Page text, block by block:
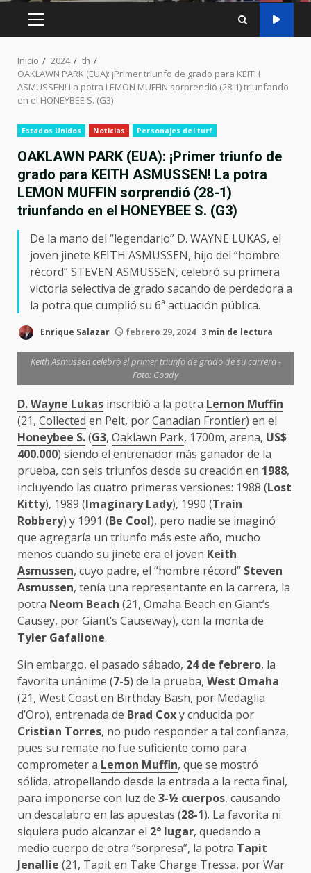
MENÚ
Inicio 2024
th
OAKLAWN PARK (EUA): ¡Primer triunfo de grado para KEITH
ASMUSSEN! La potra LEMON MUFFIN sorprendió (28-1) triunfando
en el HONEYBEE S. (G3)
Estados Unidos Noticias Personajes del turf
OAKLAWN PARK (EUA): ¡Primer triunfo de
grado para KEITH ASMUSSEN! La potra
LEMON MUFFIN sorprendió (28-1)
triunfando en el HONEYBEE S. (G3)
De la mano del “legendario” D. WAYNE LUKAS, el
joven jinete KEITH ASMUSSEN, hijo del “hombre
récord” STEVEN ASMUSSEN, celebró su primera
victoria selectiva de grado sacando de perdedora a
la potra que cumplió su 6ª actuación pública.
Enrique Salazar febrero 29, 2024 3 min de lectura
Keith Asmussen celebrò el primer triunfo de grado de su carrera -
Foto: Coady
D. Wayne Lukas inscribió a la potra Lemon Muffin
(21, Collected en Pelt, porCanadian Frontier) en el
Honeybee S.(G3, Oaklawn Park, 1700m, arena, US$
400.000) siendo el entrenador más ganador de la
prueba, con seis triunfos desde su creación en 1988,
incluyendo las cuatro primeras versiones: 1988 (Lost
Kitty), 1989 (Imaginary Lady), 1990 (Train
Robbery) y 1991 (Be Cool), pero nadie se imaginó
que agregaría un triunfo más este año, mucho
menos cuando su jinete era el joven Keith
Asmussen, cuyo padre, el “hombre récord” Steven
Asmussen, tenía una representante en la carrera, la
potra Neom Beach (21, Omaha Beach en Giant’s
Causey, por Giant’s Causeway), con la monta de
Tyler Gafalione.
Sin embargo, el pasado sábado, 24 de febrero, la
favorita unánime (7-5) de la prueba, West Omaha
(21, West Coast en Birthday Bash, por Medaglia
d’Oro), entrenada de Brad Coxy cnducida por
Cristian Torres, no pudo responder a tal confianza,
pues su remate no fue suficiente como para
comprometer a Lemon Muffin, que se mostró
sólida, atropellando desde la entrada a la recta final,
para imponerse con luz de 3-½ cuerpos, causando
un descalabro en las apuestas (28-1). La favorita ni
siquiera pudo alcanzar el 2° lugar, quedando a
medio cuerpo de otra “sorpresa”, la potra Tapit
Jenallie (21, Tapit en Take Charge Tressa, por War